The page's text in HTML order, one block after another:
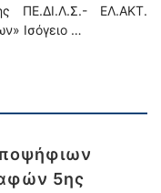
ΠΕ.ΔΙ.Λ.Σ.- ΕΛ.ΑΚΤ.
Ισόγειο …
5ης